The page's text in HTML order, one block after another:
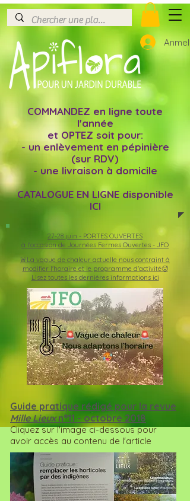
27-28 juin - PORTES OUVERTES
à l'occasion de Journées Fermes Ouvertes - JFO
🚨La vague de chaleur actuelle nous contraint à
modifier l'horaire et le programme d'activité🥵
Lisez toutes les dernières informations ici
COMMANDEZ en ligne toute
l'année
et OPTEZ soit pour:
- un enlèvement en pépinière
(sur RDV)
- une livraison à domicile
CATALOGUE EN LIGNE disponible
ICI
Guide pratique rédigé pour la revue
Mille Lieuxn°11 - octobre 2018
Cliquez sur l'image ci-dessous pour
avoir accès au contenu de l'article